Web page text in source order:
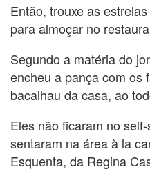
Então, trouxe as
para almoçar no
Segundo a matéria do
encheu a pança com os
bacalhau da casa, ao
Eles não ficaram no
sentaram na área à la
Esquenta, da Regina